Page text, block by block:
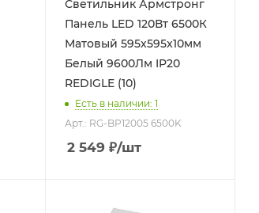
Светильник Армстронг
Панель LED 120Вт 6500К
Матовый 595х595x10мм
Белый 9600Лм IP20
REDIGLE (10)
Есть в наличии: 1
Арт.: RG-BP12005 6500K
2 549 ₽/шт